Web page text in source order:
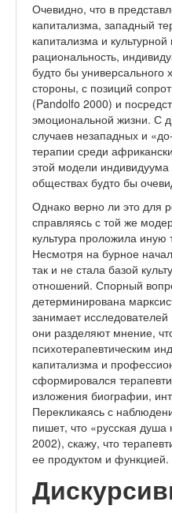
Очевидно, что в
капитализма, западный
капитализма и
рациональность,
будто бы универсального
стороны, с позиций
(Pandolfo 2000) и
эмоциональной жизни. С
случаев незападных и
терапии среди
этой модели индивидуума
обществах будто бы
Однако верно ли это для
справляясь с той же
культура проложила
Несмотря на бурное
так и не стала базой
отношений. Спорный
детерминирована
занимает
они разделяют мнение,
психотерапевтическим
капитализма и
сформировался
изложения биографии,
Перекликаясь с
пишет, что «русская
2002), скажу, что
ее продуктом и функцией.